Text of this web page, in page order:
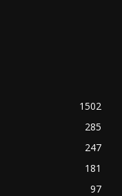
1502
285
247
181
97